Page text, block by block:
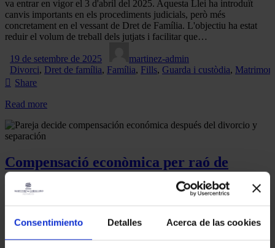
Consentimiento Detalles Acerca de las cookies
va entrar en vigor el 3 d'abril del 2025. Aquesta Llei ha introduït
canvis importants en els procediments judicials, però més
concretament en el vessant de Dret de Família. L'objectiu ha estat
reduir el volum de treball dels jutjats i facilitar que…
19 de setembre de 2025
martinez-admin
Divorci, Dret de família, Família, Fills, Guarda i custòdia, Matrimoni
Share
Read more
Compensació econòmica per raó de
treball com a conseqüència de la ruptura
Moltes parelles quan se separen o es divorcien, no saben que el fet
la parella hagi de pagar una certa quantitat de diners, a l'altre, per
intentar mitigar o compensar el desequilibri econòmic que suposa la